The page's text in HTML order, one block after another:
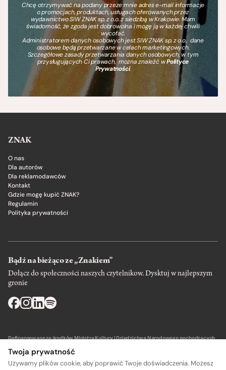
Chcę otrzymywać na podany przeze mnie adres e-mail informacje
o promocjach, produktach, usługach oferowanych przez
wydawnictwo SIW ZNAK sp. z o.o. z siedzibą w Krakowie. Mam
świadomość, że zgoda jest dobrowolna i mogę ją w każdej chwili
wycofać.
Administratorem danych osobowych jest SIW ZNAK sp. z o.o., dane
osobowe będą przetwarzane w celach marketingowych.
Szczegółowe zasady przetwarzania danych osobowych, w tym
przysługujących Ci prawach, można znaleźć wPolityce
Prywatności.
ZNAK
O nas
Dla autorów
Dla reklamodawców
Kontakt
Gdzie mogę kupić ZNAK?
Regulamin
Polityka prywatności
Bądź na bieżąco ze „Znakiem”
Dołącz do społeczności naszych czytelnikow. Dysktuj w najlepszym
gronie
Dofinansowano ze środków Ministra Kultury i Dziedzictwa Narodowego pochodzących
Twoja prywatność
Używamy plików cookie, aby poprawić Twoje doświadczenia. Możesz